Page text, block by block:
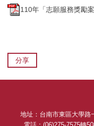
110年「志願服務獎勵
分享
地址：台南市東區大學路